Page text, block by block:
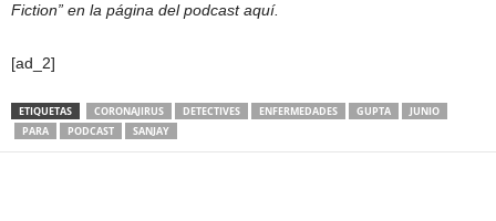
Fiction” en la página del podcast aquí.
[ad_2]
ETIQUETAS CORONAJIRUS DETECTIVES ENFERMEDADES GUPTA
JUNIO
PARA
PODCAST SANJAY